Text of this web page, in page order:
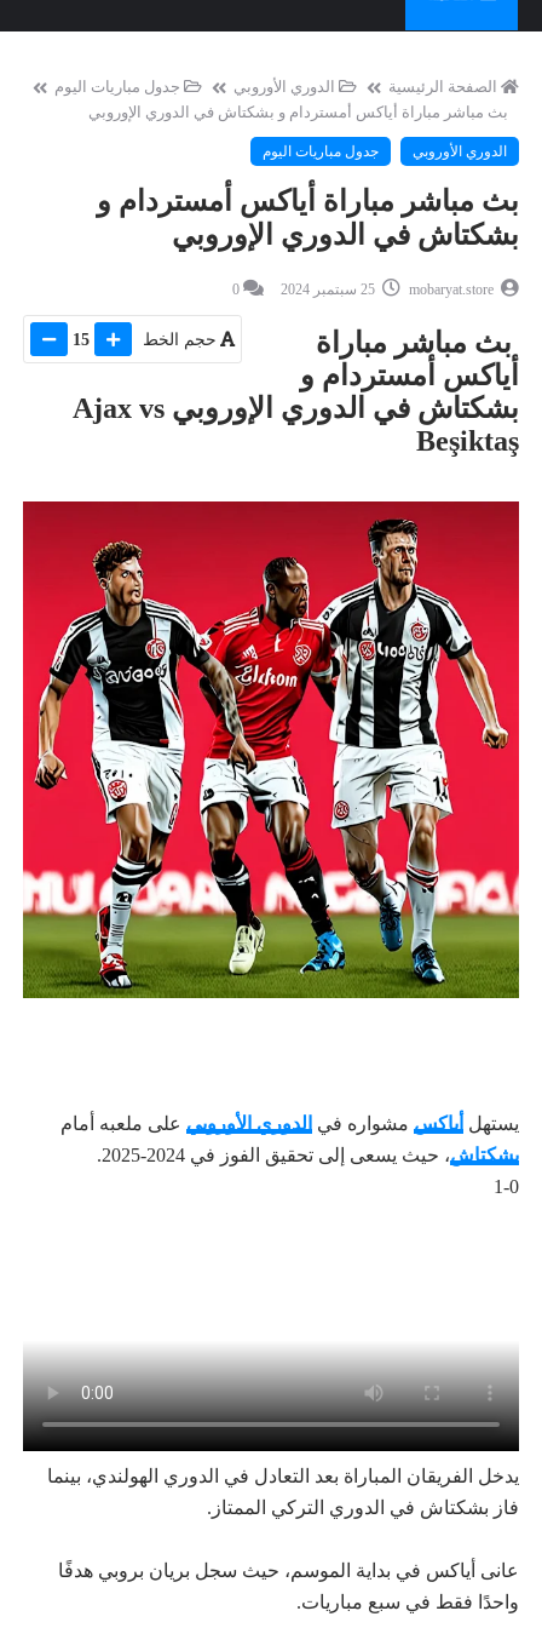
الصفحة الرئيسية الدوري الأوروبي
جدول مباريات اليوم
بث مباشر مباراة أياكس أمستردام و بشكتاش في الدوري الإوروبي
الدوري الأوروبي جدول مباريات اليوم
بث مباشر مباراة أياكس أمستردام و
بشكتاش في الدوري الإوروبي
mobaryat.store
0
حجم الخط 15
بث مباشر مباراة
أياكس أمستردام و
بشكتاش في الدوري الإوروبي Ajax vs
Beşiktaş
يستهل أياكس مشواره في الدوري الأوروبي على ملعبه أمام
بشكتاش، حيث يسعى إلى تحقيق الفوز في 2024-2025.
1-0
يدخل الفريقان المباراة بعد التعادل في الدوري الهولندي، بينما
فاز بشكتاش في الدوري التركي الممتاز.
عانى أياكس في بداية الموسم، حيث سجل بريان بروبي هدفًا
واحدًا فقط في سبع مباريات.